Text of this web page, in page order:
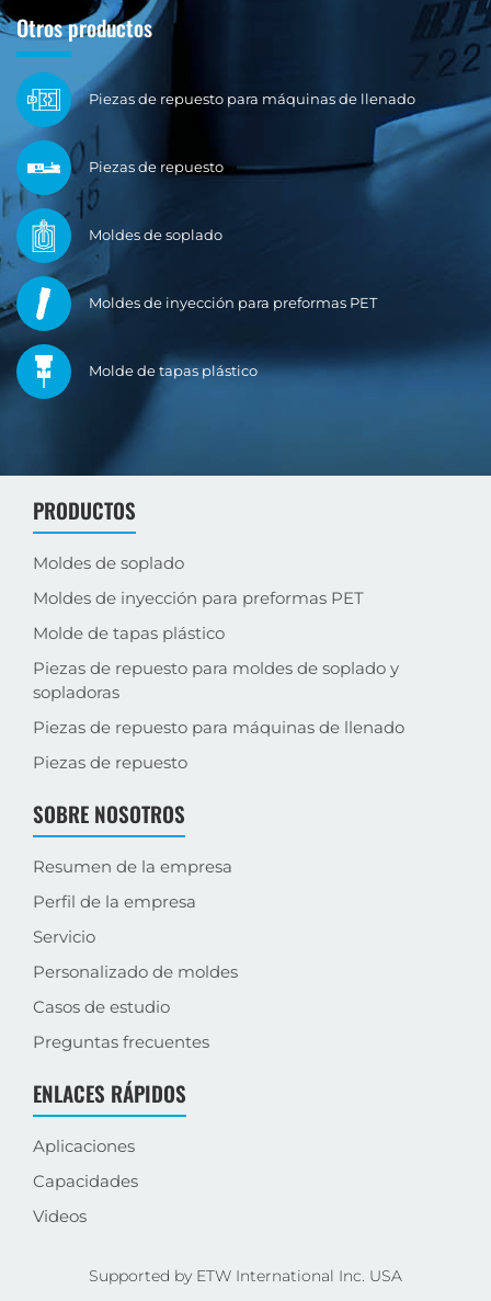
Otros productos
Piezas de repuesto para máquinas de llenado
Piezas de repuesto
Moldes de soplado
Moldes de inyección para preformas PET
Molde de tapas plástico
Área de mecanizado
Sistema de Medición
Dimensional por Imagen
Máquina de Medición por
PRODUCTOS
Moldes de soplado
Moldes de inyección para preformas PET
Molde de tapas plástico
Piezas de repuesto para moldes de soplado y
sopladoras
Piezas de repuesto para máquinas de llenado
Piezas de repuesto
SOBRE NOSOTROS
Resumen de la empresa
Perfil de la empresa
Servicio
Personalizado de moldes
Casos de estudio
Preguntas frecuentes
ENLACES RÁPIDOS
Aplicaciones
Capacidades
Videos
Supported by ETW International Inc. USA